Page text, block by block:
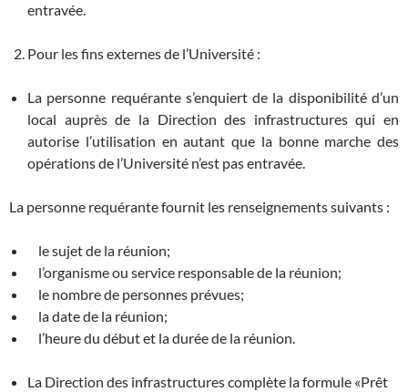
entravée.
Pour les fins externes de l’Université :
La personne requérante s’enquiert de la disponibilité d’un
local auprès de la Direction des infrastructures qui en
autorise l’utilisation en autant que la bonne marche des
opérations de l’Université n’est pas entravée.
La personne requérante fournit les renseignements suivants :
le sujet de la réunion;
l’organisme ou service responsable de la réunion;
le nombre de personnes prévues;
la date de la réunion;
l’heure du début et la durée de la réunion.
La Direction des infrastructures complète la formule «Prêt